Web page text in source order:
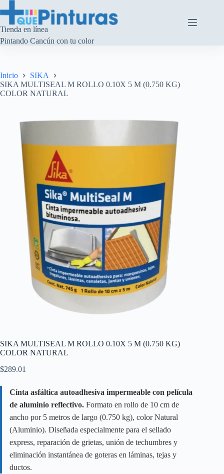
al
contenido
Tienda en línea
Pintando Cancún con tu color
Inicio
SIKA
SIKA MULTISEAL M ROLLO 0.10X 5 M (0.750 KG)
COLOR NATURAL
SIKA MULTISEAL M ROLLO 0.10X 5 M (0.750 KG)
COLOR NATURAL
$289.01
Cinta asfáltica autoadhesiva impermeable con película
de aluminio reflectivo. Formato en rollo de 10 cm de
ancho por 5 metros de largo (0.750 kg), color Natural
(Aluminio). Diseñada especialmente para el sellado
express, reparación de grietas, unión de techumbres y
eliminación instantánea de goteras en láminas, tejas y
ductos.